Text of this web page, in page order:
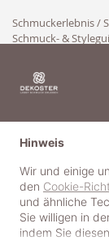
Schmuckerlebnis /
Schmuck- &
Hinweis
Wir und einige
den Cookie-
und ähnliche
Sie willigen in
indem Sie